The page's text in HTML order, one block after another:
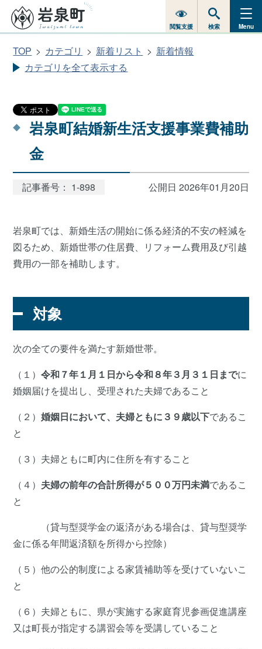
閲覧支援 検索 Menu
TOP カテゴリ 新着リスト
新着情報
カテゴリを全て表示する
岩泉町結婚新生活支援事業費補助
金
記事番号： 1-898 公開日 2026年01月20日
岩泉町では、新婚生活の開始に係る経済的不安の軽減を
図るため、新婚世帯の住居費、リフォーム費用及び引越
費用の一部を補助します。
対象
次の全ての要件を満たす新婚世帯。
（１）令和７年１月１日から令和８年３月３１日までに
婚姻届けを提出し、受理された夫婦であること
（２）婚姻日において、夫婦ともに３９歳以下であるこ
と
（３）夫婦ともに町内に住所を有すること
（４） 夫婦の前年の合計所得が５００万円未満であるこ
と
（貸与型奨学金の返済がある場合は、貸与型奨学
金に係る年間返済額を所得から控除）
（５）他の公的制度による家賃補助等を受けていないこ
と
（６）夫婦ともに、県が実施する家庭育児参画促進講座
又は町長が指定する講習会等を受講していること